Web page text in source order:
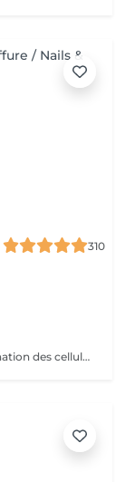
310
Retrouver une douceur de peau suite. Élimination des cellules mortes présentes à la surface de la peau stimulant ainsi le renouvellement cellulaire naturel.